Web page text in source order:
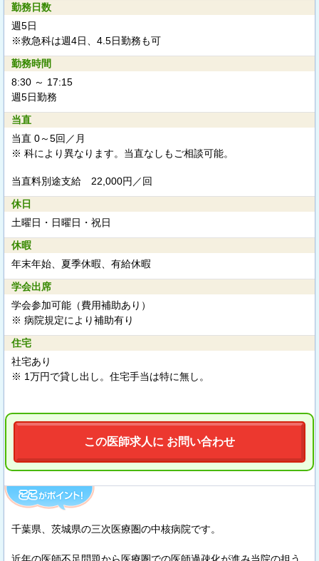
勤務日数
週5日
※救急科は週4日、4.5日勤務も可
勤務時間
8:30 ～ 17:15
週5日勤務
当直
当直 0～5回／月
※ 科により異なります。当直なしもご相談可能。
当直料別途支給
22,000円／回
休日
土曜日・日曜日・祝日
休暇
年末年始、夏季休暇、有給休暇
学会出席
学会参加可能（費用補助あり）
※ 病院規定により補助有り
住宅
社宅あり
※ 1万円で貸し出し。住宅手当は特に無し。
この医師求人に お問い合わせ
千葉県、茨城県の三次医療圏の中核病院です。